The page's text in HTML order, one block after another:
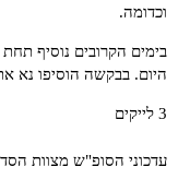
וכדומה.
בימים הקרובים נוסיף
היום. בבקשה הוסיפו נא
3 לייקים
עדכוני הסופ"ש מצוות הסדנא